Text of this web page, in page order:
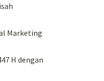
Marketing
H dengan